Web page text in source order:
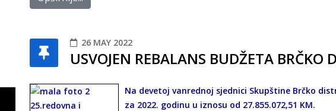
26 MAY 2022
USVOJEN REBALANS BUDŽETA
Na devetoj vanrednoj sjednici Skupštine Brčko
za 2022. godinu u iznosu od 27.855.072,51 KM.